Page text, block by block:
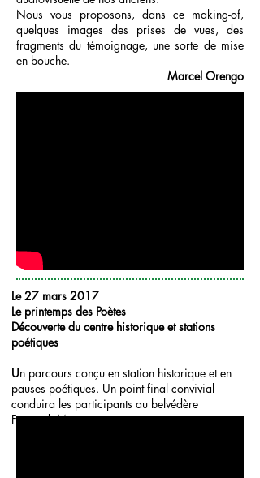
Nous vous proposons, dans ce making-of,
quelques images des prises de vues, des
fragments du témoignage, une sorte de mise
en bouche.
Marcel Orengo
Le 27 mars 2017
Le printemps des Poètes
Découverte du centre historique et stations
poétiques
Un parcours conçu en station historique et en
pauses poétiques. Un point final convivial
conduira les participants au belvédère
Fernand Moutet